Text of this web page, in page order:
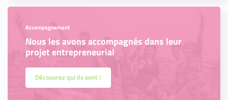
Accompagnement
Nous les avons accompagnés dans leur
projet entrepreneurial
Découvrez qui ils sont !